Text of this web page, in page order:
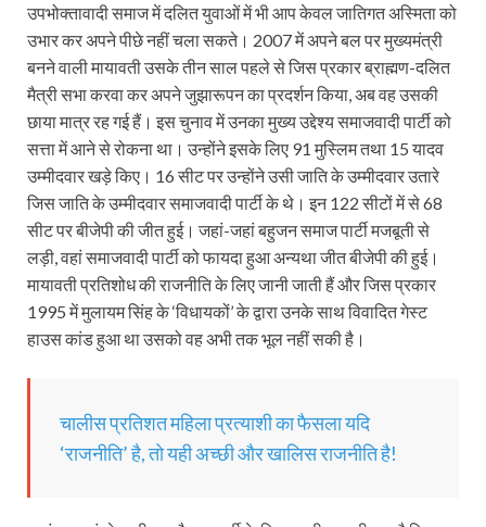
उपभोक्तावादी समाज में दलित युवाओं में भी आप केवल जातिगत अस्मिता को
उभार कर अपने पीछे नहीं चला सकते। 2007 में अपने बल पर मुख्यमंत्री
बनने वाली मायावती उसके तीन साल पहले से जिस प्रकार ब्राह्मण-दलित
मैत्री सभा करवा कर अपने जुझारूपन का प्रदर्शन किया, अब वह उसकी
छाया मात्र रह गई हैं। इस चुनाव में उनका मुख्य उद्देश्य समाजवादी पार्टी को
सत्ता में आने से रोकना था। उन्होंने इसके लिए 91 मुस्लिम तथा 15 यादव
उम्मीदवार खड़े किए। 16 सीट पर उन्होंने उसी जाति के उम्मीदवार उतारे
जिस जाति के उम्मीदवार समाजवादी पार्टी के थे। इन 122 सीटों में से 68
सीट पर बीजेपी की जीत हुई। जहां-जहां बहुजन समाज पार्टी मजबूती से
लड़ी, वहां समाजवादी पार्टी को फायदा हुआ अन्यथा जीत बीजेपी की हुई।
मायावती प्रतिशोध की राजनीति के लिए जानी जाती हैं और जिस प्रकार
1995 में मुलायम सिंह के ‘विधायकों’ के द्वारा उनके साथ विवादित गेस्ट
हाउस कांड हुआ था उसको वह अभी तक भूल नहीं सकी है।
चालीस प्रतिशत महिला प्रत्याशी का फैसला यदि
‘राजनीति’ है, तो यही अच्छी और खालिस राजनीति है!